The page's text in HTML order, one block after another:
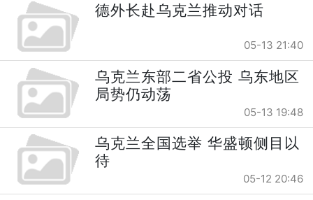
德外长赴乌克兰推动对话
05-13 21:40
乌克兰东部二省公投 乌东地区
局势仍动荡
05-13 19:48
乌克兰全国选举 华盛顿侧目以
待
05-12 20:46